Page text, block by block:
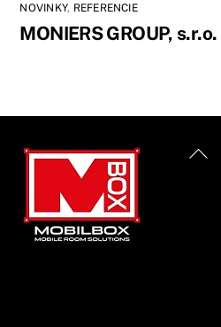
NOVINKY, REFERENCIE
MONIERS GROUP, s.r.o.
Back